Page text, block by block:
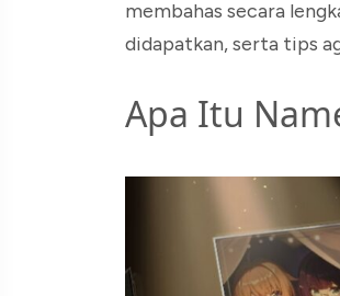
membahas secara
didapatkan, serta tips
Apa Itu